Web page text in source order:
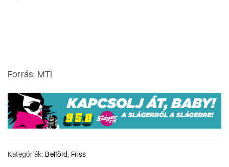
Forrás: MTI
Kategóriák: Belföld Friss